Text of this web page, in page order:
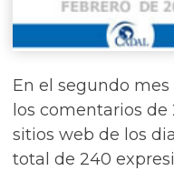
En el segundo
los comentarios
sitios web de los
total de 240